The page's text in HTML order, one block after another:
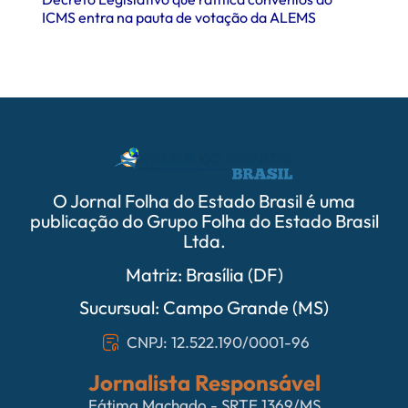
ICMS entra na pauta de votação da ALEMS
O Jornal Folha do Estado Brasil é uma
publicação do Grupo Folha do Estado Brasil
Ltda.
Matriz: Brasília (DF)
Sucursual: Campo Grande (MS)
CNPJ: 12.522.190/0001-96
Jornalista Responsável